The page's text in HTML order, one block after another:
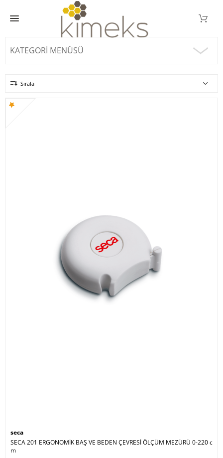
KATEGORI MENÜSÜ
Sırala
seca
SECA 201 ERGONOMİK BAŞ VE BEDEN ÇEVRESİ ÖLÇÜM MEZÜRÜ 0-220 c
m